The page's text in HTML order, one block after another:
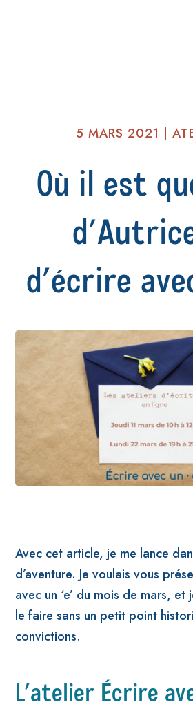
5 MARS 2021 |
Où il est
d’écrire
Avec cet article, je me lance
d’aventure. Je voulais vous
avec un ‘e’ du mois de mars,
le faire sans un petit point
convictions.
L’atelier Écrire